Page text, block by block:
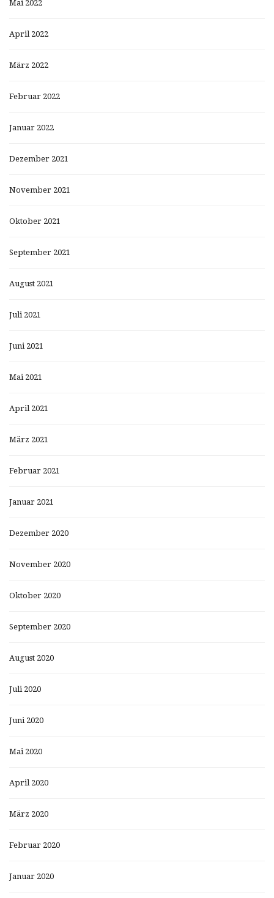
Mai 2022
April 2022
März 2022
Februar 2022
Januar 2022
Dezember 2021
November 2021
Oktober 2021
September 2021
August 2021
Juli 2021
Juni 2021
Mai 2021
April 2021
März 2021
Februar 2021
Januar 2021
Dezember 2020
November 2020
Oktober 2020
September 2020
August 2020
Juli 2020
Juni 2020
Mai 2020
April 2020
März 2020
Februar 2020
Januar 2020